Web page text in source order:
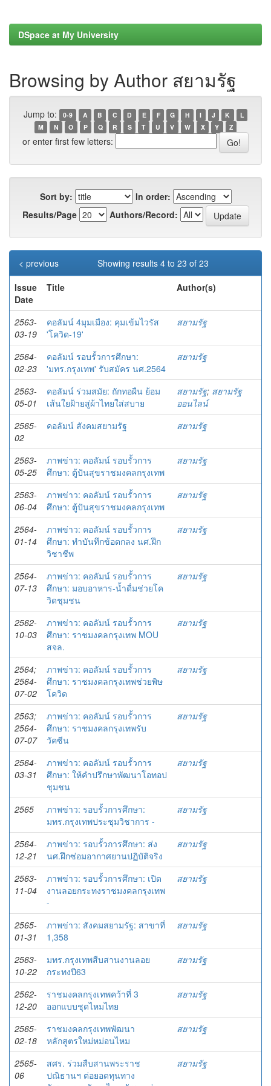
DSpace at My University
Browsing by Author สยามรัฐ
Jump to: 0-9 A B C D E F G H I J K
L
M
N O P Q R S T U V W X Y Z
or enter first few letters:
Sort by:
In order:
Results/Page
Authors/Record:
Showing results 4 to 23 of 23
< previous
Issue
Date
Title Author(s)
2563-
03-19
คอลัมน์ 4มุมเมือง: คุมเข้มไวรัส
'โควิด-19'
สยามรัฐ
2564-
02-23
คอลัมน์ รอบรั้วการศึกษา:
'มทร.กรุงเทพ' รับสมัคร นศ.2564
สยามรัฐ
2563-
05-01
คอลัมน์ ร่วมสมัย: ถักทอผืน ย้อม
เส้นใยฝ้ายสู่ผ้าไทยใส่สบาย
สยามรัฐ; สยามรัฐ
ออนไลน์
2565-
02
คอลัมน์ สังคมสยามรัฐ สยามรัฐ
2563-
05-25
ภาพข่าว: คอลัมน์ รอบรั้วการ
ศึกษา: ตู้ปันสุขราชมงคลกรุงเทพ
สยามรัฐ
2563-
06-04
ภาพข่าว: คอลัมน์ รอบรั้วการ
ศึกษา: ตู้ปันสุขราชมงคลกรุงเทพ
สยามรัฐ
2564-
01-14
ภาพข่าว: คอลัมน์ รอบรั้วการ
ศึกษา: ทำบันทึกข้อตกลง นศ.ฝึก
วิชาชีพ
สยามรัฐ
2564-
07-13
ภาพข่าว: คอลัมน์ รอบรั้วการ
ศึกษา: มอบอาหาร-น้ำดื่มช่วยโค
วิดชุมชน
สยามรัฐ
2562-
10-03
ภาพข่าว: คอลัมน์ รอบรั้วการ
ศึกษา: ราชมงคลกรุงเทพ MOU
สจล.
สยามรัฐ
2564;
2564-
07-02
ภาพข่าว: คอลัมน์ รอบรั้วการ
ศึกษา: ราชมงคลกรุงเทพช่วยพิษ
โควิด
สยามรัฐ
2563;
2564-
07-07
ภาพข่าว: คอลัมน์ รอบรั้วการ
ศึกษา: ราชมงคลกรุงเทพรับ
วัคซีน
สยามรัฐ
2564-
03-31
ภาพข่าว: คอลัมน์ รอบรั้วการ
ศึกษา: ให้คำปรึกษาพัฒนาโอทอป
ชุมชน
สยามรัฐ
2565
ภาพข่าว: รอบรั้วการศึกษา:
มทร.กรุงเทพประชุมวิชาการ -
สยามรัฐ
2564-
12-21
ภาพข่าว: รอบรั้วการศึกษา: ส่ง
นศ.ฝึกซ่อมอากาศยานปฏิบัติจริง
สยามรัฐ
2563-
11-04
ภาพข่าว: รอบรั้วการศึกษา: เปิด
งานลอยกระทงราชมงคลกรุงเทพ
-
สยามรัฐ
2565-
01-31
ภาพข่าว: สังคมสยามรัฐ: สาขาที่
1,358
สยามรัฐ
2563-
10-22
มทร.กรุงเทพสืบสานงานลอย
กระทงปี63
สยามรัฐ
2562-
12-20
ราชมงคลกรุงเทพคว้าที่ 3
ออกแบบชุดไหมไทย
สยามรัฐ
2565-
02-18
ราชมงคลกรุงเทพพัฒนา
หลักสูตรใหม่หม่อนไหม
สยามรัฐ
2565-
06
สศร. ร่วมสืบสานพระราช
ปณิธานฯ ต่อยอดทุนทาง
สยามรัฐ